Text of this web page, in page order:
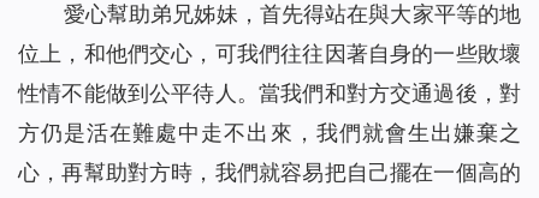
愛心幫助弟兄姊妹，首先得站在與大家平等的地
位上，和他們交心，可我們往往因著自身的一些敗壞
性情不能做到公平待人。當我們和對方交通過後，對
方仍是活在難處中走不出來，我們就會生出嫌棄之
心，再幫助對方時，我們就容易把自己擺在一個高的